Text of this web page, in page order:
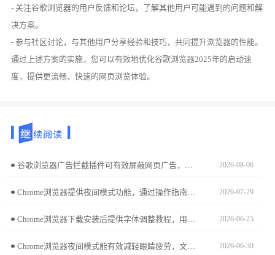
- 关注谷歌浏览器的用户反馈和论坛，了解其他用户可能遇到的问题和解
决方案。
- 参与社区讨论，与其他用户分享经验和技巧，共同提升浏览器的性能。
通过上述方案的实施，您可以有效地优化谷歌浏览器2025年的启动速
度，提供更流畅、快速的网页浏览体验。
2026-08-06
Chrome浏览器提供夜间模式功能，通过操作指南可降低屏幕亮度并节省电量。用户可获得更舒适的浏览体验。 2026-07-29
Chrome浏览器下载安装后提供字体调整教程，用户可根据偏好设置网页字体大小和样式，提高阅读舒适度和浏览体验。 2026-06-25
Chrome浏览器夜间模式能有效减轻眼睛疲劳，文章详细讲解设置方法及护眼操作技巧，帮助用户在低光环境下舒适浏览网页，提高整体使用体验。 2026-06-30